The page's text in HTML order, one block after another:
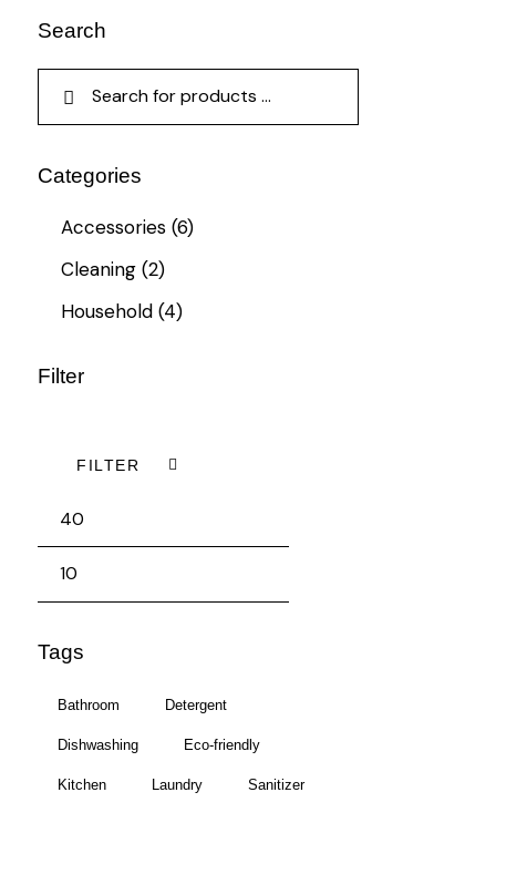
Search
Categories
Accessories (6)
Cleaning (2)
Household (4)
Filter
FILTER
Tags
Bathroom Detergent
Dishwashing Eco-friendly
Kitchen Laundry Sanitizer